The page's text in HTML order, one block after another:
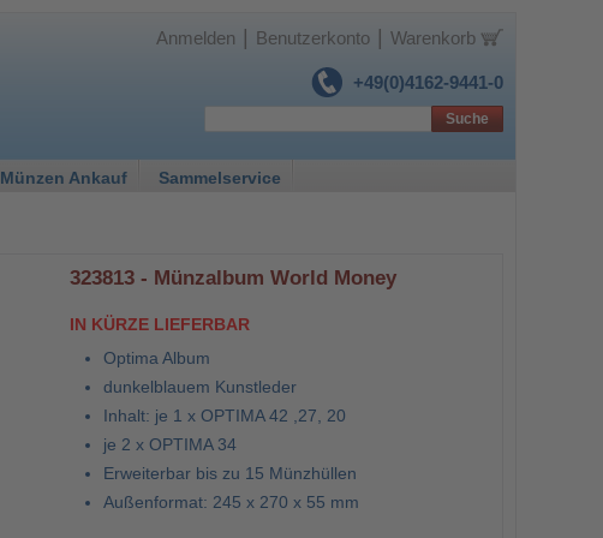
+49(0)4162-9441-0
Anmelden Benutzerkonto Warenkorb
Münzen Ankauf Sammelservice
Suche
323813 - Münzalbum World Money
IN KÜRZE LIEFERBAR
Optima Album
dunkelblauem Kunstleder
Inhalt: je 1 x OPTIMA 42 ,27, 20
je 2 x OPTIMA 34
Erweiterbar bis zu 15 Münzhüllen
Außenformat: 245 x 270 x 55 mm